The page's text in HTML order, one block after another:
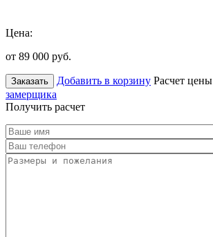
Цена:
от 89 000 руб.
Заказать Добавить в корзину Расчет цены
замерщика
Получить расчет